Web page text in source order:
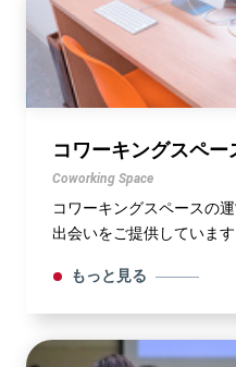
コワーキングスペー
Coworking Space
コワーキングスペースの
出会いをご提供しています
もっと見る